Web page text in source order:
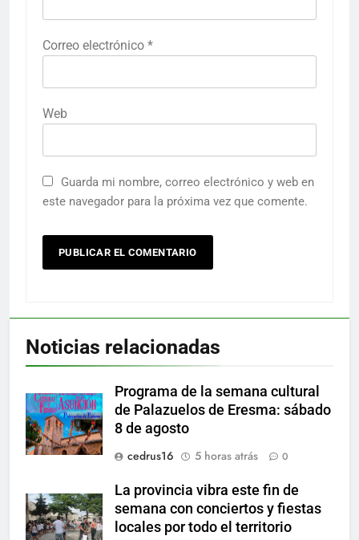
Correo electrónico *
Web
Guarda mi nombre, correo electrónico y web en
este navegador para la próxima vez que comente.
Noticias relacionadas
Programa de la semana cultural
de Palazuelos de Eresma: sábado
8 de agosto
cedrus16
5 horas atrás 0
La provincia vibra este fin de
semana con conciertos y fiestas
locales por todo el territorio